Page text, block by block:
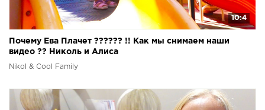
10:4
Почему Ева Плачет ?????? !! Как мы снимаем наши
видео ?? Николь и Алиса
Nikol & Cool Family